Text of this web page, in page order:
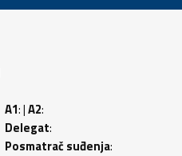
A1: |A2:
Delegat:
Posmatrač suđenja: